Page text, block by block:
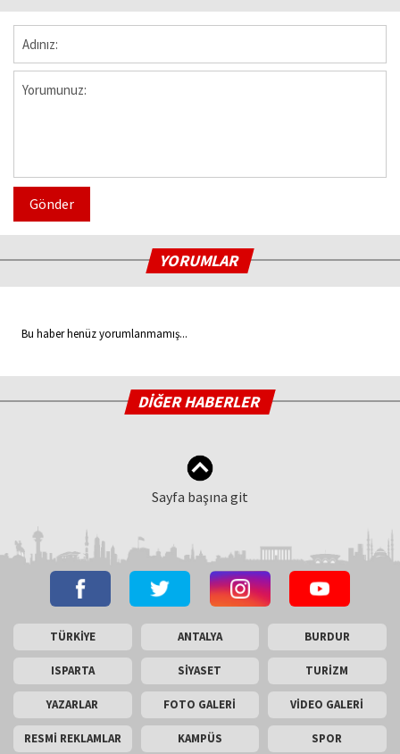
Gönder
YORUMLAR
Bu haber henüz yorumlanmamış...
DİĞER HABERLER
Sayfa başına git
TÜRKİYE ANTALYA BURDUR
ISPARTA SİYASET TURİZM
YAZARLAR FOTO GALERİ VİDEO GALERİ
RESMİ REKLAMLAR KAMPÜS SPOR